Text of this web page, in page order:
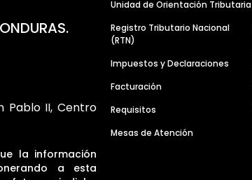
Pablo II, Centro
la información
a esta
Unidad de Orientación Tributaria
Registro Tributario Nacional
(RTN)
Impuestos y Declaraciones
Facturación
Requisitos
Mesas de Atención